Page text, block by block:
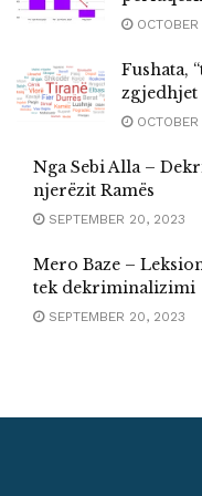
OCTOBER
Fushata,
zgjedhjet
Nga Sebi Alla –
njerëzit Ramës
SEPTEMBER 20, 2023
Mero Baze –
tek dekriminalizimi
SEPTEMBER 20, 2023